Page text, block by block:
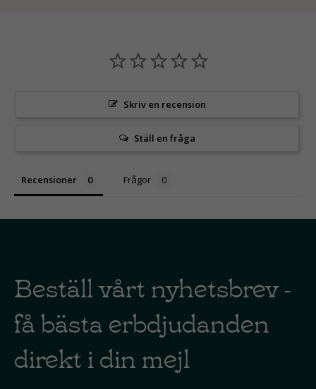
Skriv en recension
Ställ en fråga
Recensioner Frågor
Beställ vårt nyhetsbrev -
få bästa erbdjudanden
direkt i din mejl